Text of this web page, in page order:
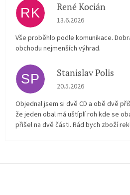
RK René Kocián
Hodnocení obchodu je 5
13.6.2026
Vše proběhlo podle komunikace.
obchodu nejmenších výhrad.
SP Stanislav Polis
Hodnocení obchodu je 2
20.5.2026
Objednal jsem si dvě CD a obě dvě
že jeden obal má uštíplí roh kde se
přišel na dvě části. Rád bych zboží
Z